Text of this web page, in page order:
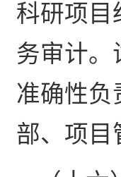
科研项目
务审计。
准确性负
部、项目